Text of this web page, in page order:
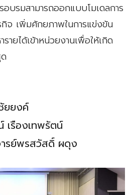
อบรมสามารถออกแบบโมเดลการ
กิจ เพิ่มศักยภาพในการแข่งขัน
รายได้เข้าหน่วยงานเพื่อให้เกิด
ยยงค์
เรืองเทพรัตน์
รย์พรสวัสดิ์ ผดุง